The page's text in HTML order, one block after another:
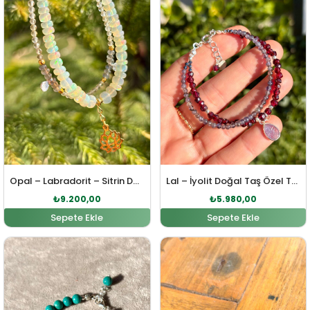
Opal – Labradorit – Sitrin Doğal Taş Lotus Sembol Özel Tasarım Gümüş Bileklik
₺9.200,00
Sepete Ekle
Lal – İyolit Doğal Taş Özel Tasarım Gümüş Bileklik
₺5.980,00
Sepete Ekle
Orijinal fiyat: ₺10.350,00.Şu andaki fiyat: ₺10.005,00.Orijinal fiyat:Şu andaki